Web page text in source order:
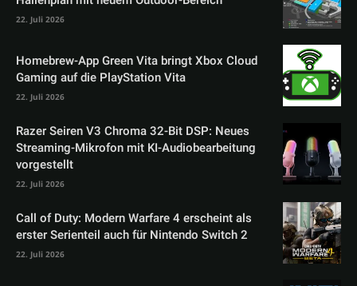
22. Juli 2026
Homebrew-App Green Vita bringt Xbox Cloud
Gaming auf die PlayStation Vita
22. Juli 2026
Razer Seiren V3 Chroma 32-Bit DSP: Neues
Streaming-Mikrofon mit KI-Audiobearbeitung
vorgestellt
22. Juli 2026
Call of Duty: Modern Warfare 4 erscheint als
erster Serienteil auch für Nintendo Switch 2
22. Juli 2026